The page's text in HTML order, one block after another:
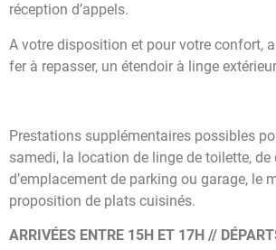
réception d’appels.
A votre disposition et pour votre confort,
fer à repasser, un étendoir à linge
Prestations supplémentaires possibles
samedi, la location de linge de toilette, de
d’emplacement de parking ou garage, le
proposition de plats cuisinés.
ARRIVÉES ENTRE 15H ET 17H //